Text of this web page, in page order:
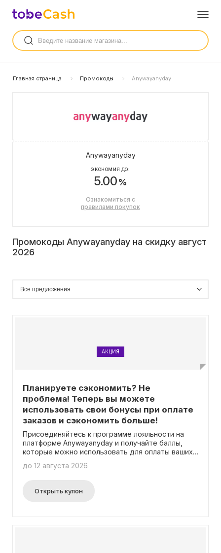
Главная страница Промокоды Anywayanyday
Anywayanyday
ЭКОНОМИЯ ДО:
5.00%
Ознакомиться с
правилами покупок
Промокоды Anywayanyday на скидку август
2026
АКЦИЯ
Планируете сэкономить? Не
проблема! Теперь вы можете
использовать свои бонусы при оплате
заказов и сэкономить больше!
Присоединяйтесь к программе лояльности на
платформе Anywayanyday и получайте баллы,
которые можно использовать для оплаты ваших
о данном предложении представлены на
вводить промокод, чтобы стать участником
программы.
до 12 августа 2026
Открыть купон